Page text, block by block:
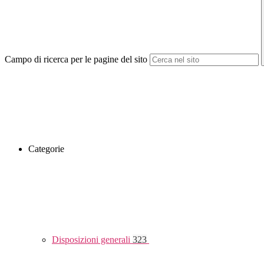
Campo di ricerca per le pagine del sito
Categorie
Disposizioni generali 323